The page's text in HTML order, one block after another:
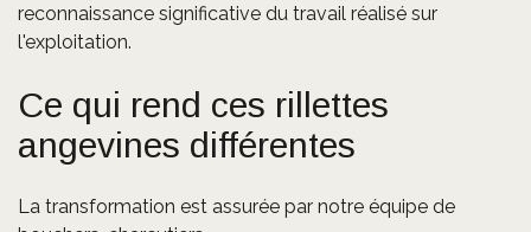
reconnaissance significative du travail réalisé sur
l'exploitation.
Ce qui rend ces rillettes
angevines différentes
La transformation est assurée par notre équipe de